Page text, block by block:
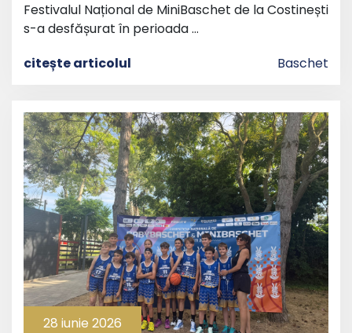
Festivalul Național de MiniBaschet de la Costinești
s-a desfășurat în perioada …
citește articolul
Baschet
28 iunie 2026